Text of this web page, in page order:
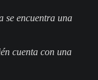
se encuentra una
cuenta con una